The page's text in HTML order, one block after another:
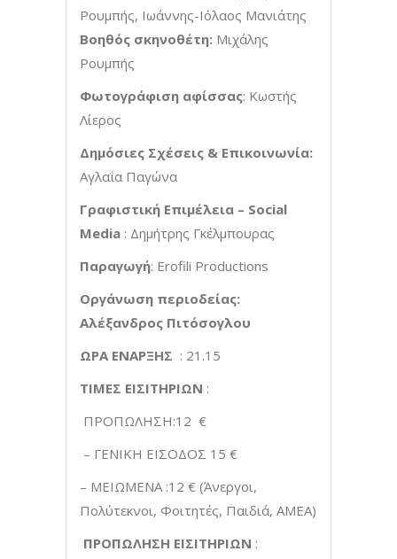
Ρουμπής, Ιωάννης-Ιόλαος Μανιάτης
Βοηθός σκηνοθέτη: Μιχάλης
Ρουμπής
Φωτογράφιση αφίσσας: Κωστής
Λίερος
Δημόσιες Σχέσεις & Επικοινωνία:
Αγλαΐα Παγώνα
Γραφιστική Επιμέλεια – Social
Media : Δημήτρης Γκέλμπουρας
Παραγωγή: Erofili Productions
Οργάνωση περιοδείας:
Αλέξανδρος Πιτόσογλου
ΩΡΑ ΕΝΑΡΞΗΣ : 21.15
ΤΙΜΕΣ ΕΙΣΙΤΗΡΙΩΝ :
ΠΡΟΠΩΛΗΣΗ:12 €
– ΓΕΝΙΚΗ ΕΙΣΟΔΟΣ 15 €
– ΜΕΙΩΜΕΝΑ :12 € (Άνεργοι,
Πολύτεκνοι, Φοιτητές, Παιδιά, ΑΜΕΑ)
ΠΡΟΠΩΛΗΣΗ ΕΙΣΙΤΗΡΙΩΝ :